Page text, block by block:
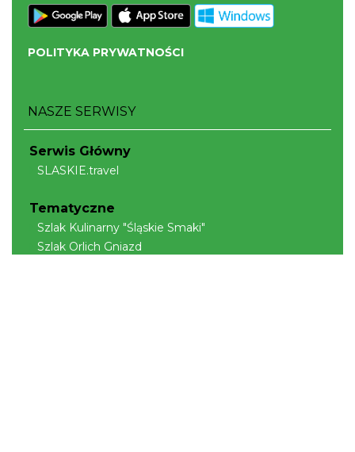
POLITYKA PRYWATNOŚCI
NASZE SERWISY
Serwis Główny
SLASKIE.travel
Tematyczne
Szlak Kulinarny "Śląskie Smaki"
Szlak Orlich Gniazd